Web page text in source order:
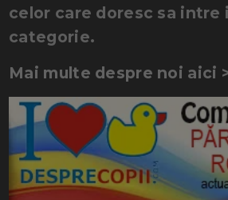
celor care doresc sa intre
categorie.
Mai multe despre noi aici